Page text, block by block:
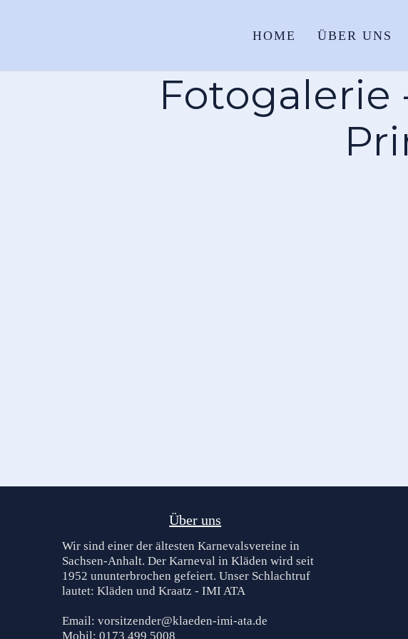
HOME ÜBER UNS
Über uns
Wir sind einer der ältesten Karnevalsvereine in
Sachsen-Anhalt. Der Karneval in Kläden wird seit
1952 ununterbrochen gefeiert. Unser Schlachtruf
lautet: Kläden und Kraatz - IMI ATA
Email: vorsitzender@klaeden-imi-ata.de
Mobil: 0173 499 5008